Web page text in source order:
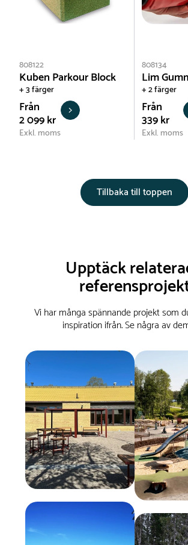
808122
Kuben Parkour Block
+ 3 färger
Från
2 099 kr
Exkl. moms
808134
Lim
+ 2 färger
Från
339 kr
Exkl. moms
Tillbaka till toppen
Upptäck
Vi har många spännande projekt som
inspiration ifrån. Se några av